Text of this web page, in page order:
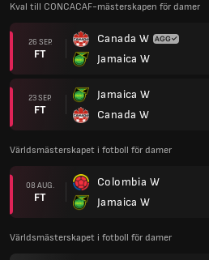
Kval till CONCACAF-mästerskapen för damer
26 SEP.
FT
Canada W
Jamaica W
23 SEP.
FT
Jamaica W
Canada W
Världsmästerskapet i fotboll för damer
08 AUG.
FT
Colombia W
Jamaica W
Världsmästerskapet i fotboll för damer